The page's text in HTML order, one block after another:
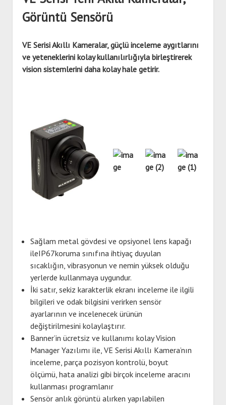
Banner
Mitsubishi
Siemens
Wecon
KVKK ve Çerez Politikası
Görüntü Sensörü
VE Serisi Akıllı Kameralar, güçlü inceleme aygıtlarını
ve yeteneklerini kolay kullanılırlığıyla birleştirerek
vision sistemlerini daha kolay hale getirir.
Sağlam metal gövdesi ve opsiyonel lens kapağı
ileIP67koruma sınıfına ihtiyaç duyulan
sıcaklığın, vibrasyonun ve nemin yüksek olduğu
yerlerde kullanmaya uygundur.
İki satır, sekiz karakterlik ekranı inceleme ile ilgili
bilgileri ve odak bilgisini verirken sensör
ayarlarının ve incelenecek ürünün
değiştirilmesini kolaylaştırır.
Banner’in ücretsiz ve kullanımı kolay Vision
Manager Yazılımı ile, VE Serisi Akıllı Kamera’nın
inceleme, parça pozisyon kontrolü, boyut
ölçümü, hata analizi gibi birçok inceleme aracını
kullanması programlanır
Sensör anlık görüntü alırken yapılabilen